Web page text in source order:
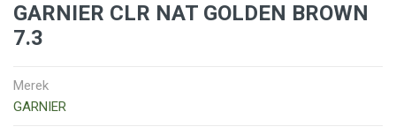
GARNIER CLR NAT GOLDEN BROWN
7.3
Merek
GARNIER